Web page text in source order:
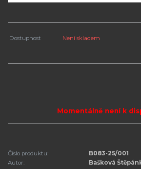
Dostupnost Není skladem
Momentálně není k
Číslo produktu:
B083-25/001
Autor:
Bašková